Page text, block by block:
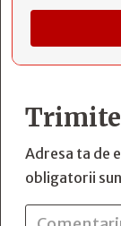
Adresa ta de
obligatorii